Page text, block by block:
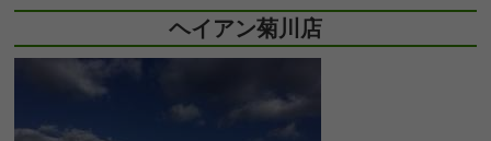
ヘイアン菊川店